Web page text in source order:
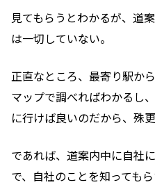
見てもらうとわかるが、道
は一切していない。
正直なところ、最寄り駅か
マップで調べればわかるし
に行けば良いのだから、殊
であれば、道案内中に自社
で、自社のことを知っても